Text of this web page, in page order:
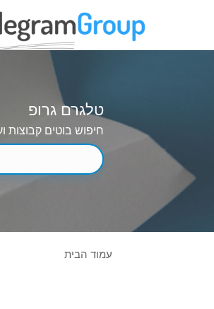
טלגרם גרופ
חיפוש בוטים קבוצות
עמוד הבית